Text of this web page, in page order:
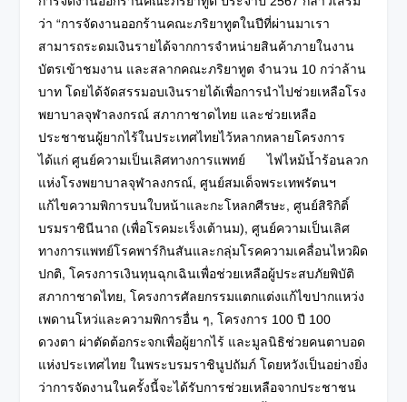
ว่า “การจัดงานออกร้านคณะภริยาทูตในปีที่ผ่านมาเรา
สามารถระดมเงินรายได้จากการจำหน่ายสินค้าภายในงาน
บัตรเข้าชมงาน และสลากคณะภริยาทูต จำนวน 10 กว่าล้าน
บาท โดยได้จัดสรรมอบเงินรายได้เพื่อการนำไปช่วยเหลือโรง
พยาบาลจุฬาลงกรณ์ สภากาชาดไทย และช่วยเหลือ
ประชาชนผู้ยากไร้ในประเทศไทยไว้หลากหลายโครงการ
ได้แก่ ศูนย์ความเป็นเลิศทางการแพทย์ ไฟไหม้น้ำร้อนลวก
แห่งโรงพยาบาลจุฬาลงกรณ์, ศูนย์สมเด็จพระเทพรัตนฯ
แก้ไขความพิการบนใบหน้าและกะโหลกศีรษะ, ศูนย์สิริกิติ์
บรมราชินีนาถ (เพื่อโรคมะเร็งเต้านม), ศูนย์ความเป็นเลิศ
ทางการแพทย์โรคพาร์กินสันและกลุ่มโรคความเคลื่อนไหวผิด
ปกติ, โครงการเงินทุนฉุกเฉินเพื่อช่วยเหลือผู้ประสบภัยพิบัติ
สภากาชาดไทย, โครงการศัลยกรรมแตกแต่งแก้ไขปากแหว่ง
เพดานโหว่และความพิการอื่น ๆ, โครงการ 100 ปี 100
ดวงตา ผ่าตัดต้อกระจกเพื่อผู้ยากไร้ และมูลนิธิช่วยคนตาบอด
แห่งประเทศไทย ในพระบรมราชินูปถัมภ์ โดยหวังเป็นอย่างยิ่ง
ว่าการจัดงานในครั้งนี้จะได้รับการช่วยเหลือจากประชาชน